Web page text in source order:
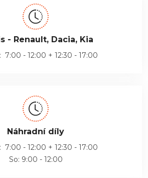
- Renault, Dacia, Kia
7:00 - 12:00 + 12:30 - 17:00
Náhradní díly
7:00 - 12:00 + 12:30 - 17:00
So: 9:00 - 12:00